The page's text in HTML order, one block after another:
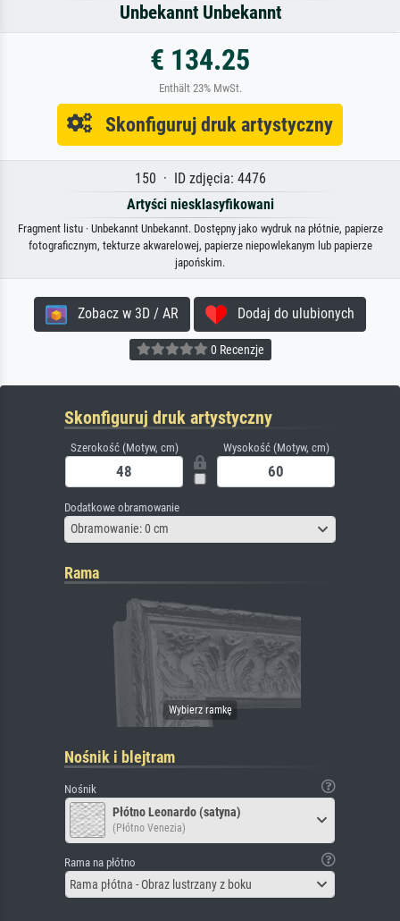
Unbekannt Unbekannt
€ 134.25
Enthält 23% MwSt.
Skonfiguruj druk artystyczny
150 · ID zdjęcia: 4476
Artyści niesklasyfikowani
Fragment listu · Unbekannt Unbekannt. Dostępny jako wydruk na płótnie, papierze
fotograficznym, tekturze akwarelowej, papierze niepowlekanym lub papierze
japońskim.
Zobacz w 3D / AR Dodaj do ulubionych
0 Recenzje
Skonfiguruj druk artystyczny
Szerokość (Motyw, cm) Wysokość (Motyw, cm)
Dodatkowe obramowanie
Obramowanie: 0 cm
Rama
Nośnik i blejtram
Nośnik
Płótno Leonardo (satyna)
(Płótno Venezia)
Rama na płótno
Rama płótna - Obraz lustrzany z boku